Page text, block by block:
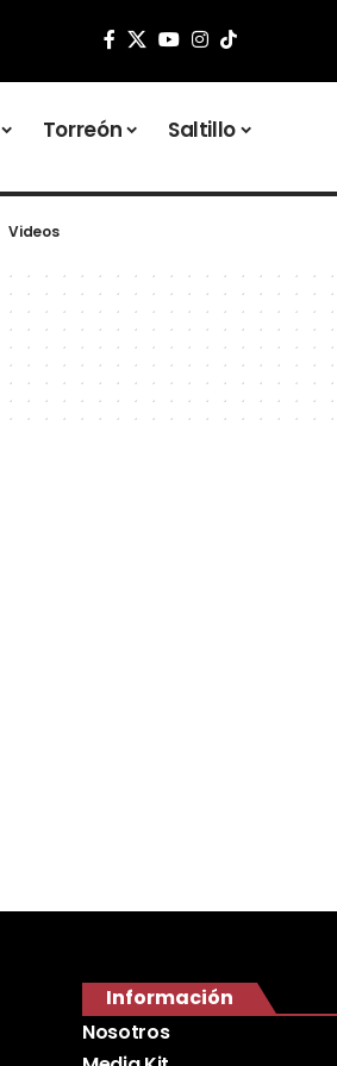
Torreón Saltillo
Videos
Información
Nosotros